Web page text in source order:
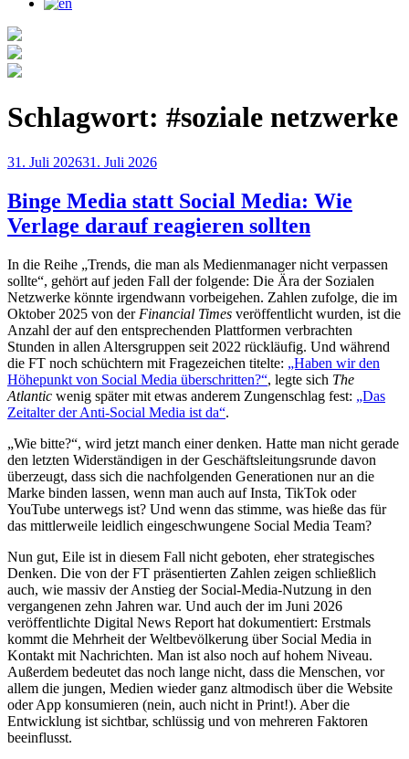
Schlagwort: #soziale netzwerke
Veröffentlicht
31. Juli 202631. Juli 2026
Binge Media statt Social Media: Wie
Verlage darauf reagieren sollten
In die Reihe „Trends, die man als Medienmanager nicht verpassen
sollte“, gehört auf jeden Fall der folgende: Die Ära der Sozialen
Netzwerke könnte irgendwann vorbeigehen. Zahlen zufolge, die im
Oktober 2025 von der Financial Times veröffentlicht wurden, ist die
Anzahl der auf den entsprechenden Plattformen verbrachten
Stunden in allen Altersgruppen seit 2022 rückläufig. Und während
die FT noch schüchtern mit Fragezeichen titelte: „Haben wir den
Höhepunkt von Social Media überschritten?“, legte sich The
Atlantic wenig später mit etwas anderem Zungenschlag fest: „Das
Zeitalter der Anti-Social Media ist da“.
„Wie bitte?“, wird jetzt manch einer denken. Hatte man nicht gerade
den letzten Widerständigen in der Geschäftsleitungsrunde davon
überzeugt, dass sich die nachfolgenden Generationen nur an die
Marke binden lassen, wenn man auch auf Insta, TikTok oder
YouTube unterwegs ist? Und wenn das stimme, was hieße das für
das mittlerweile leidlich eingeschwungene Social Media Team?
Nun gut, Eile ist in diesem Fall nicht geboten, eher strategisches
Denken. Die von der FT präsentierten Zahlen zeigen schließlich
auch, wie massiv der Anstieg der Social-Media-Nutzung in den
vergangenen zehn Jahren war. Und auch der im Juni 2026
veröffentlichte Digital News Report hat dokumentiert: Erstmals
kommt die Mehrheit der Weltbevölkerung über Social Media in
Kontakt mit Nachrichten. Man ist also noch auf hohem Niveau.
Außerdem bedeutet das noch lange nicht, dass die Menschen, vor
allem die jungen, Medien wieder ganz altmodisch über die Website
oder App konsumieren (nein, auch nicht in Print!). Aber die
Entwicklung ist sichtbar, schlüssig und von mehreren Faktoren
beeinflusst.